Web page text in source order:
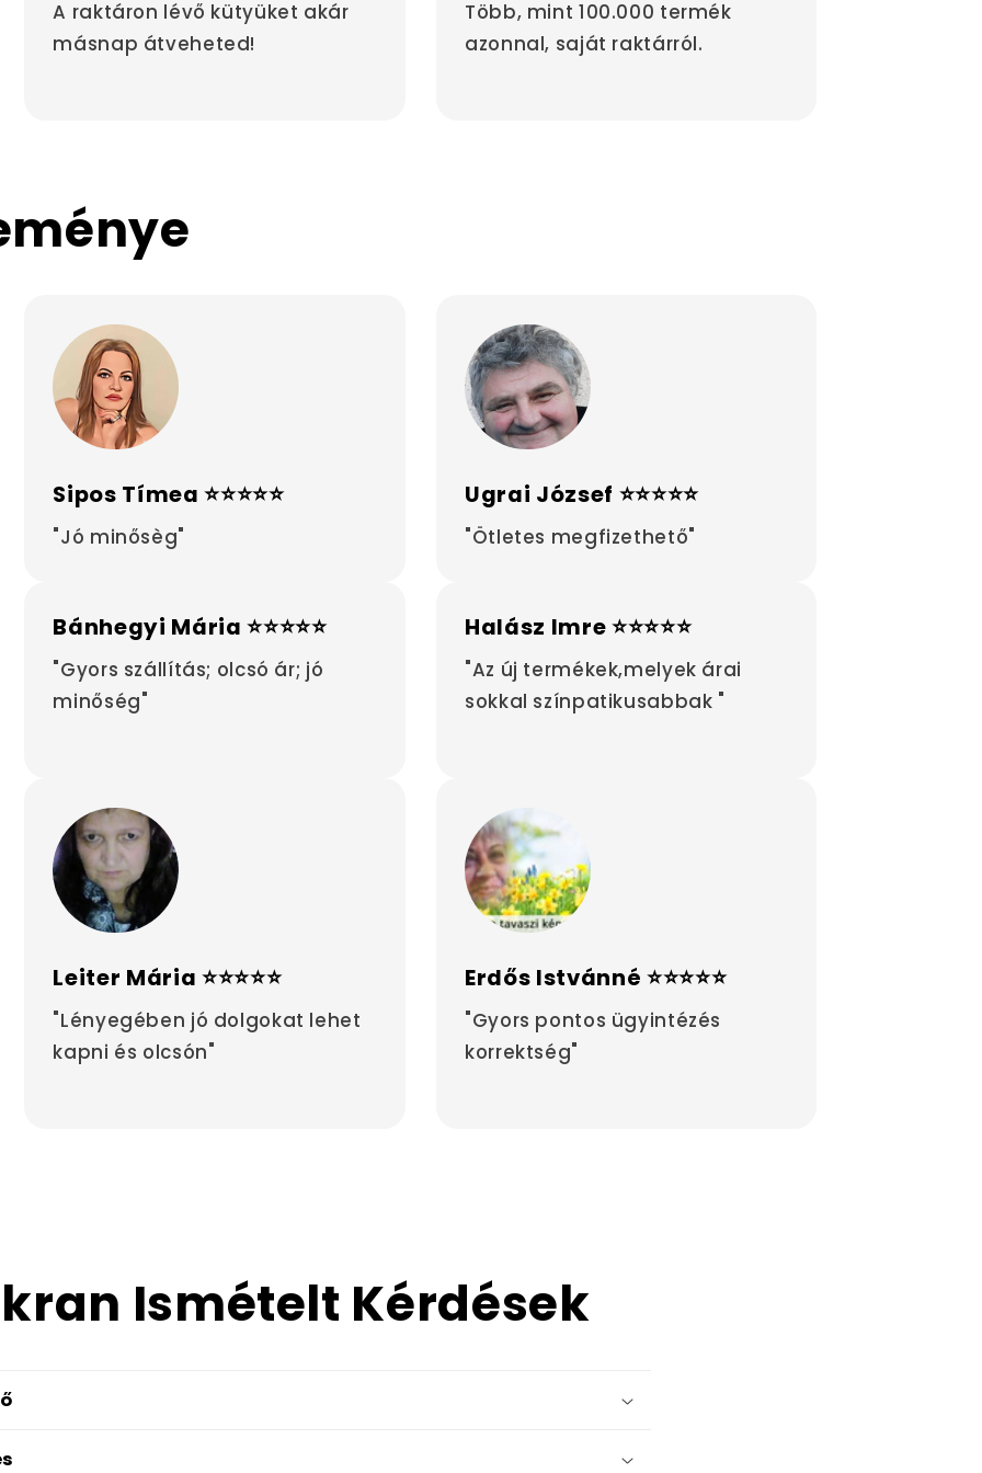
A raktáron lévő kütyüket akár
másnap átveheted!
Több, mint 100.000 termék
azonnal, saját raktárról.
Sipos Tímea ⭐⭐⭐⭐⭐
"Jó minősèg"
Ugrai József ⭐⭐⭐⭐⭐
"Ötletes megfizethető"
Bánhegyi Mária ⭐⭐⭐⭐⭐
"Gyors szállítás; olcsó ár; jó
minőség"
Halász Imre ⭐⭐⭐⭐⭐
"Az új termékek,melyek árai
sokkal színpatikusabbak "
Leiter Mária ⭐⭐⭐⭐⭐
"Lényegében jó dolgokat lehet
kapni és olcsón"
Erdős Istvánné ⭐⭐⭐⭐⭐
"Gyors pontos ügyintézés
korrektség"
Ismételt Kérdések